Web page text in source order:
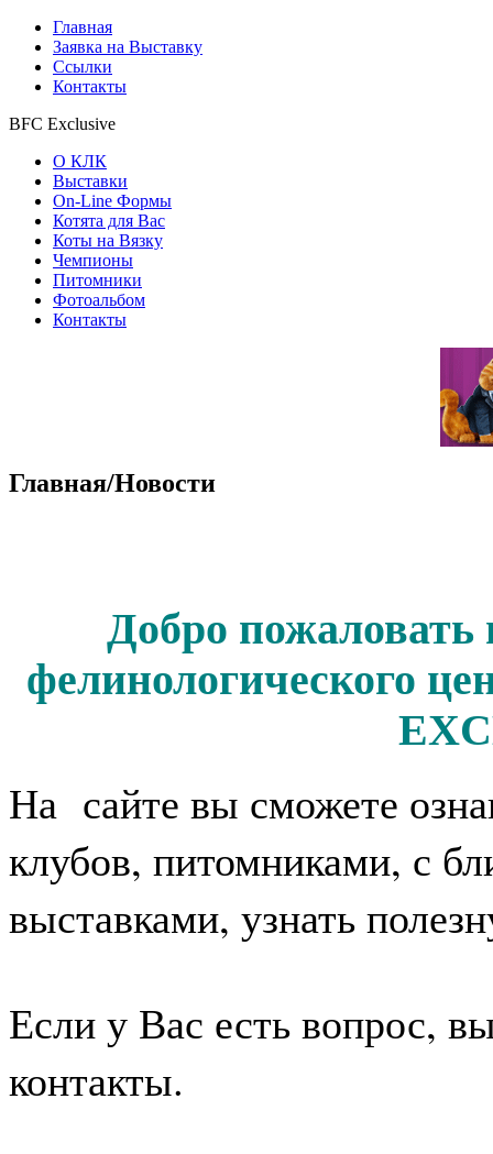
Главная
Заявка на Выставку
Ссылки
Контакты
BFC Exclusive
О КЛК
Выставки
On-Line Формы
Котята для Вас
Коты на Вязку
Чемпионы
Питомники
Фотоальбом
Контакты
Главная/Новости
Добро пожаловать
На сайте вы сможете
клубов, питомниками, с
выставками, узнать
Если у Вас есть вопрос,
контакты.